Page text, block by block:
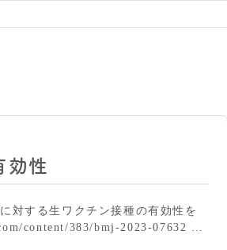
効性
対する生ワクチン接種の有効性を
content/383/bmj-2023-07632 …